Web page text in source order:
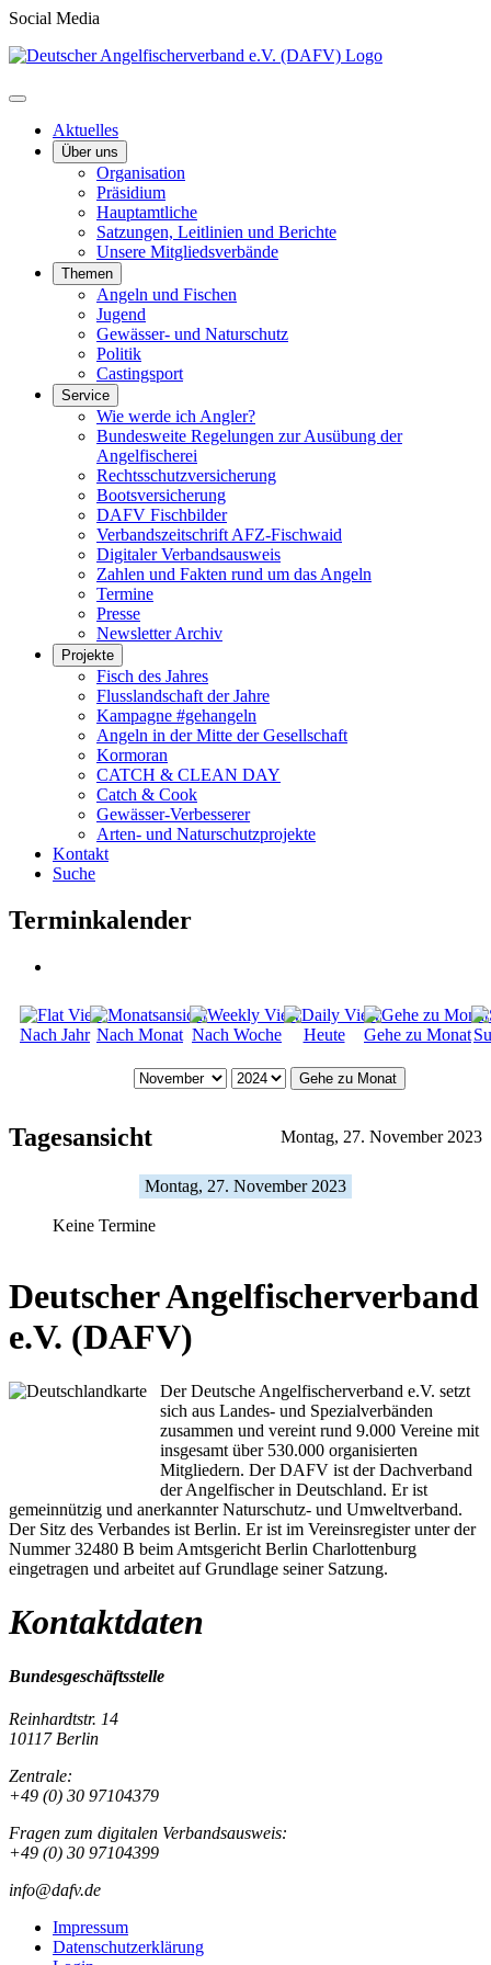
Social Media
Aktuelles
Über uns
Organisation
Präsidium
Hauptamtliche
Satzungen, Leitlinien und Berichte
Unsere Mitgliedsverbände
Themen
Angeln und Fischen
Jugend
Gewässer- und Naturschutz
Politik
Castingsport
Service
Wie werde ich Angler?
Bundesweite Regelungen zur Ausübung der
Angelfischerei
Rechtsschutzversicherung
Bootsversicherung
DAFV Fischbilder
Verbandszeitschrift AFZ-Fischwaid
Digitaler Verbandsausweis
Zahlen und Fakten rund um das Angeln
Termine
Presse
Newsletter Archiv
Projekte
Fisch des Jahres
Flusslandschaft der Jahre
Kampagne #gehangeln
Angeln in der Mitte der Gesellschaft
Kormoran
CATCH & CLEAN DAY
Catch & Cook
Gewässer-Verbesserer
Arten- und Naturschutzprojekte
Kontakt
Suche
Terminkalender
Nach Jahr Nach Monat Nach Woche Heute Gehe zu Monat
Gehe zu Monat
Tagesansicht Montag, 27. November 2023
Montag, 27. November 2023
Keine Termine
Deutscher Angelfischerverband
e.V. (DAFV)
Der Deutsche Angelfischerverband e.V. setzt
sich aus Landes- und Spezialverbänden
zusammen und vereint rund 9.000 Vereine mit
insgesamt über 530.000 organisierten
Mitgliedern. Der DAFV ist der Dachverband
der Angelfischer in Deutschland. Er ist
gemeinnützig und anerkannter Naturschutz- und Umweltverband.
Der Sitz des Verbandes ist Berlin. Er ist im Vereinsregister unter der
Nummer 32480 B beim Amtsgericht Berlin Charlottenburg
eingetragen und arbeitet auf Grundlage seiner Satzung.
Kontaktdaten
Bundesgeschäftsstelle
Reinhardtstr. 14
10117 Berlin
Zentrale:
+49 (0) 30 97104379
Fragen zum digitalen Verbandsausweis:
+49 (0) 30 97104399
info@dafv.de
Impressum
Datenschutzerklärung